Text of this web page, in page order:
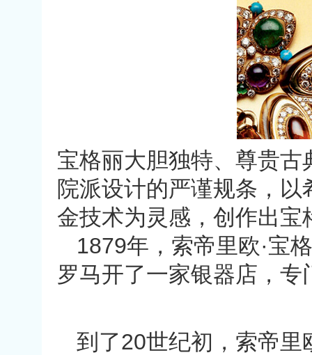
宝格丽大胆独特、尊贵
院派设计的严谨规条，
金技术为灵感，创作出宝
1879年，索帝里欧·宝
罗马开了一家银器店，
到了20世纪初，索帝里